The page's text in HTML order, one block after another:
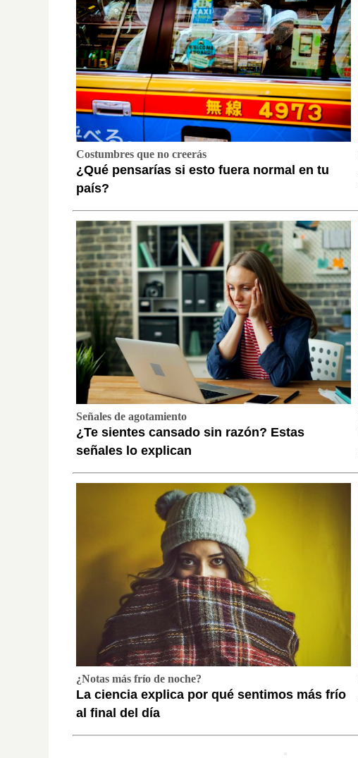
Costumbres que no creerás
¿Qué pensarías si esto fuera normal en tu
país?
Señales de agotamiento
¿Te sientes cansado sin razón? Estas
señales lo explican
¿Notas más frío de noche?
La ciencia explica por qué sentimos más frío
al final del día